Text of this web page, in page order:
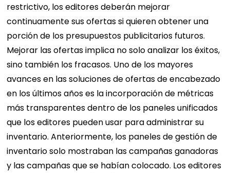
restrictivo, los editores deberán mejorar
continuamente sus ofertas si quieren obtener una
porción de los presupuestos publicitarios futuros.
Mejorar las ofertas implica no solo analizar los éxitos,
sino también los fracasos. Uno de los mayores
avances en las soluciones de ofertas de encabezado
en los últimos años es la incorporación de métricas
más transparentes dentro de los paneles unificados
que los editores pueden usar para administrar su
inventario. Anteriormente, los paneles de gestión de
inventario solo mostraban las campañas ganadoras
y las campañas que se habían colocado. Los editores